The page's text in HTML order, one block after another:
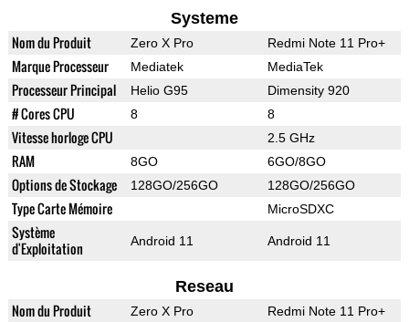
Systeme
Nom du Produit Zero X Pro Redmi Note 11 Pro+
Marque Processeur Mediatek MediaTek
Processeur Principal Helio G95 Dimensity 920
# Cores CPU 8 8
Vitesse horloge CPU 2.5 GHz
RAM 8GO 6GO/8GO
Options de Stockage 128GO/256GO 128GO/256GO
Type Carte Mémoire MicroSDXC
Système
d'Exploitation
Android 11 Android 11
Reseau
Nom du Produit Zero X Pro Redmi Note 11 Pro+